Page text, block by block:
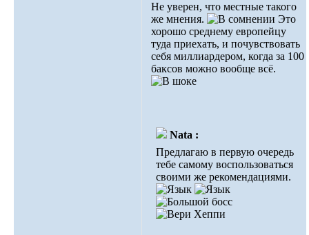
Не уверен, что местные такого
же мнения.
Это
хорошо среднему европейцу
туда приехать, и почувствовать
себя миллиардером, когда за 100
баксов можно вообще всё.
Nata :
Предлагаю в первую очередь
тебе самому воспользоваться
своими же рекомендациями.